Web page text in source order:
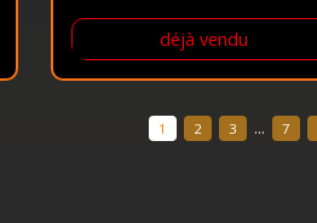
déjà vendu
1 2 3 ... 7